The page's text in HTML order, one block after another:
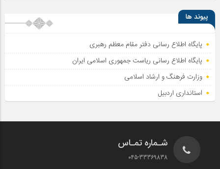
پیوند ها
پایگاه اطلاع رسانی دفتر مقام معظم رهبری
پایگاه اطلاع‌ رسانی ریاست‌ جمهوری اسلامی ایران
وزارت فرهنگ و ارشاد اسلامی
استانداری اردبیل
شـماره تمـاس
045-33369838